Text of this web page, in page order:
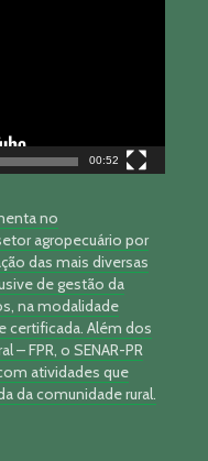
00:52
no
agropecuário por
das mais diversas
de gestão da
na modalidade
certificada. Além dos
– FPR, o SENAR-PR
atividades que
da comunidade rural.